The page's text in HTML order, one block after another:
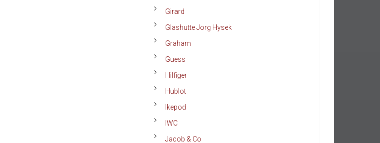
Girard
Glashutte Jorg Hysek
Graham
Guess
Hilfiger
Hublot
Ikepod
IWC
Jacob & Co